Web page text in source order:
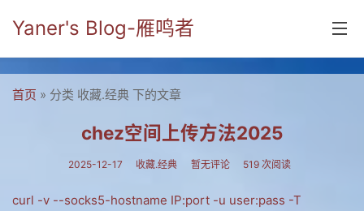
Yaner's Blog-雁鸣者
首页
分类
yaner online
首页 » 分类 收藏.经典 下的文章
chez空间上传方法2025
2025-12-17 收藏.经典 暂无评论 519 次阅读
curl -v --socks5-hostname IP:port -u user:pass -T